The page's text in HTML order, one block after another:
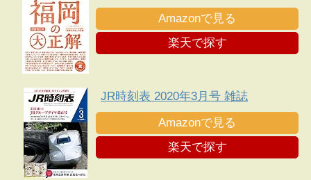
Amazonで見る
楽天で探す
JR時刻表 2020年3月号 雑誌
Amazonで見る
楽天で探す